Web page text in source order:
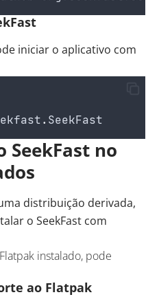
iniciar o aplicativo com
. SeekFast
SeekFast no
distribuição derivada,
o SeekFast com
instalado, pode
ao Flatpak